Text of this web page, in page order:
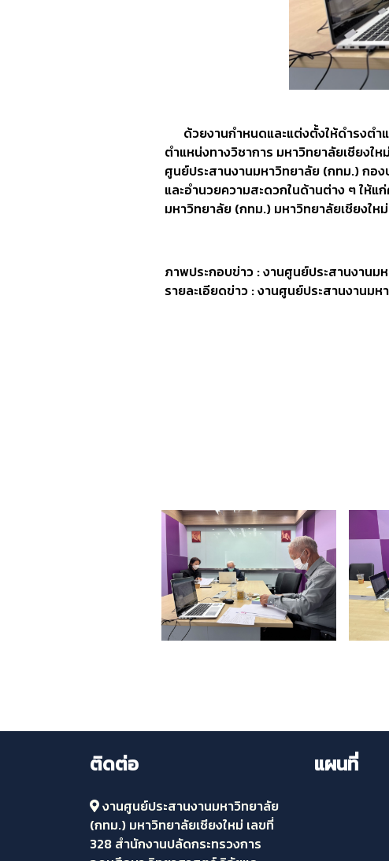
ด้วยงานกำหนดและแต่งตั้งให้ดำรงตำ
ตำแหน่งทางวิชาการ มหาวิทยาลัยเชียงใ
ศูนย์ประสานงานมหาวิทยาลัย (กทม.) กอ
และอำนวยความสะดวกในด้านต่าง ๆ ให้
มหาวิทยาลัย (กทม.) มหาวิทยาลัยเชียงใหม่
ภาพประกอบข่าว : งานศูนย์ประสานงานม
รายละเอียดข่าว : งานศูนย์ประสานงานม
ติดต่อ
งานศูนย์ประสานงานมหาวิทยาลัย
(กทม.) มหาวิทยาลัยเชียงใหม่ เลขที่
328 สำนักงานปลัดกระทรวงการ
แผนที่